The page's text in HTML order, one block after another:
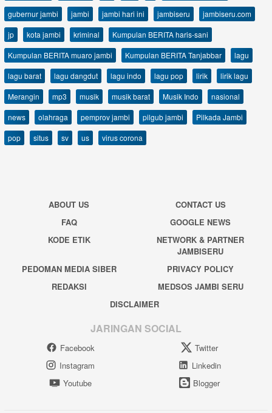
gubernur jambi
jambi jambi hari ini jambiseru
jambiseru.com
jp
kota jambi kriminal
Kumpulan BERITA haris-sani
Kumpulan BERITA muaro jambi
Kumpulan BERITA Tanjabbar
lagu
lagu barat
lagu dangdut lagu indo lagu pop lirik
lirik lagu
Merangin
mp3 musik musik barat Musik Indo
nasional
news
olahraga pemprov jambi pilgub jambi
Pilkada Jambi
pop
situs sv us virus corona
ABOUT US
CONTACT US
FAQ
GOOGLE NEWS
KODE ETIK
NETWORK & PARTNER
JAMBISERU
PEDOMAN MEDIA SIBER
PRIVACY POLICY
REDAKSI
MEDSOS JAMBI SERU
DISCLAIMER
JARINGAN SOCIAL
Facebook
Twitter
Instagram
Linkedin
Youtube
Blogger